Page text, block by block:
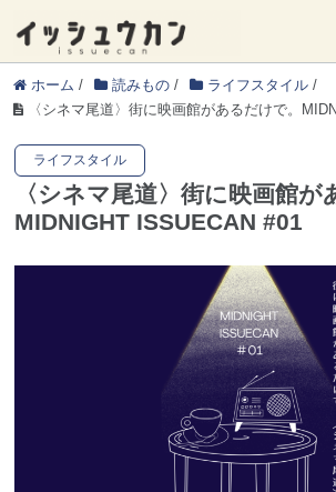
ホーム / 読みもの / ライフスタイル /
〈シネマ尾道〉街に映画館があるだけで。
ライフスタイル
〈シネマ尾道〉街に映画館が
MIDNIGHT ISSUECAN #01